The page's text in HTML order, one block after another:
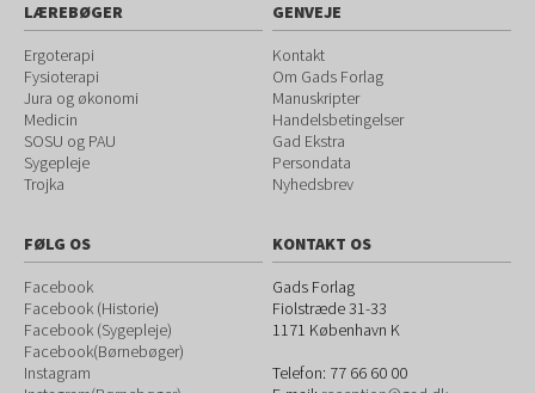
LÆREBØGER
Ergoterapi
Fysioterapi
Jura og økonomi
Medicin
SOSU og PAU
Sygepleje
Trojka
GENVEJE
Kontakt
Om Gads Forlag
Manuskripter
Handelsbetingelser
Gad Ekstra
Persondata
Nyhedsbrev
FØLG OS
Facebook
Facebook (Historie)
Facebook (Sygepleje)
Facebook(Børnebøger)
Instagram
KONTAKT OS
Gads Forlag
Fiolstræde 31-33
1171 København K
Telefon: 77 66 60 00